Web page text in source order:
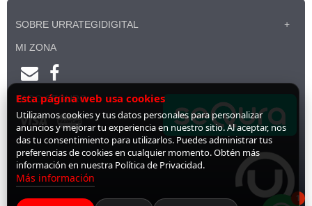
SOBRE URRATEGIDIGITAL
MI ZONA
PAGO SEGURO
1
Esta página web usa cookies
Utilizamos cookies y tus datos personales para personalizar
anuncios y mejorar tu experiencia en nuestro sitio. Al aceptar, nos
das tu consentimiento para utilizarlos. Puedes administrar tus
preferencias de cookies en cualquier momento. Obtén más
información en nuestra Política de Privacidad.
Más información